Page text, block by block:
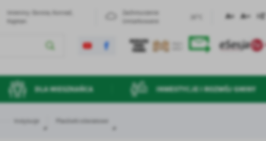
Imieniny: Dorota, Konrad,
Kajetan
DLA MIESZKAŃCA INWESTYCJE I ROZWÓJ GMINY
Instytucje Placówki oświatowe